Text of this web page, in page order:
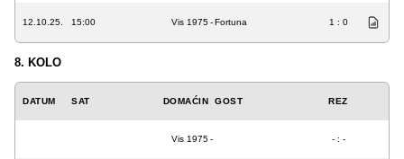
12.10.25. 15:00 Vis 1975-Fortuna 1 : 0
8. KOLO
DATUM SAT DOMAĆIN GOST REZ
Vis 1975- - : -